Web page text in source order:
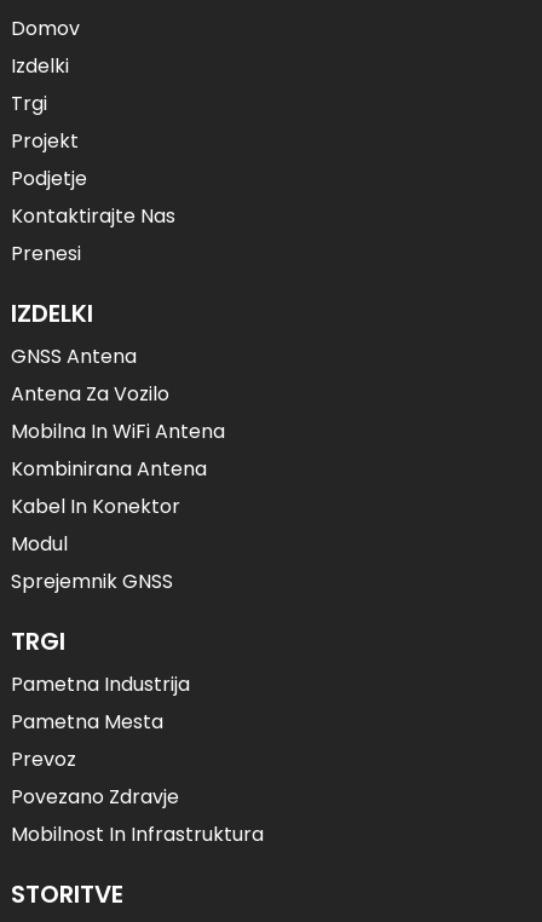
Domov
Izdelki
Trgi
Projekt
Podjetje
Kontaktirajte Nas
Prenesi
IZDELKI
GNSS Antena
Antena Za Vozilo
Mobilna In WiFi Antena
Kombinirana Antena
Kabel In Konektor
Modul
Sprejemnik GNSS
TRGI
Pametna Industrija
Pametna Mesta
Prevoz
Povezano Zdravje
Mobilnost In Infrastruktura
STORITVE